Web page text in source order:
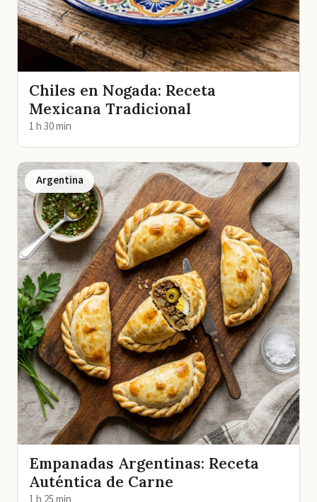
Chiles en Nogada: Receta
Mexicana Tradicional
1 h 30 min
Argentina
Empanadas Argentinas: Receta
Auténtica de Carne